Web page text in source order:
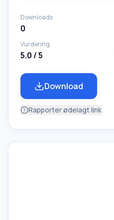
Downloads
0
Vurdering
5.0 / 5
Download
Rapporter ødelagt link